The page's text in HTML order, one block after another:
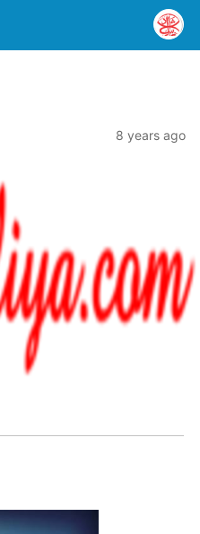
8 years ago